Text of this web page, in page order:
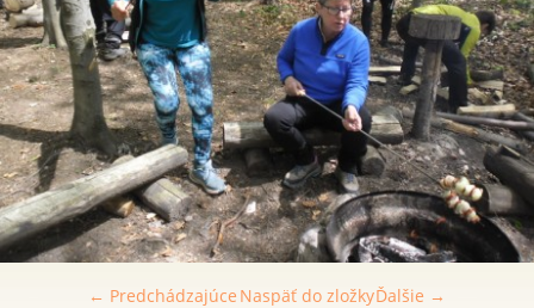
← Predchádzajúce Ďalšie →
Naspäť do zložky